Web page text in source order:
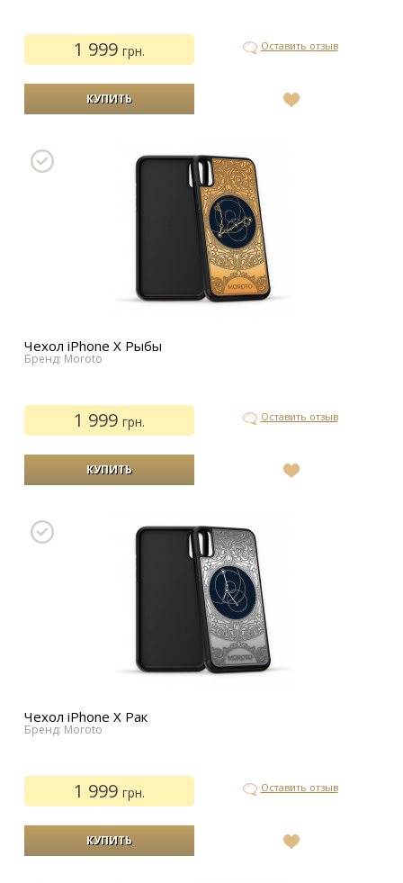
1 999грн. Оставить отзыв
Чехол iPhone Х Рыбы
Бренд: Moroto
1 999грн. Оставить отзыв
Чехол iPhone Х Рак
Бренд: Moroto
1 999грн. Оставить отзыв